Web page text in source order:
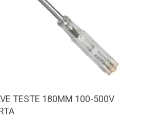
TESTE 180MM 100-500V